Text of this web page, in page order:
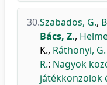
30.Szabados, G.,
Bács, Z.,
K., Ráthonyi, G.
R.: Nagyok
játékkonzolok